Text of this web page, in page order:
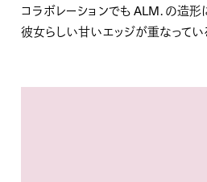
コラボレーションでも ALM. の造形
彼女らしい甘いエッジが重なってい